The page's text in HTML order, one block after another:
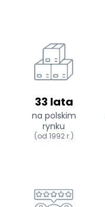
33 lata
na polskim
rynku
(od 1992 r.)